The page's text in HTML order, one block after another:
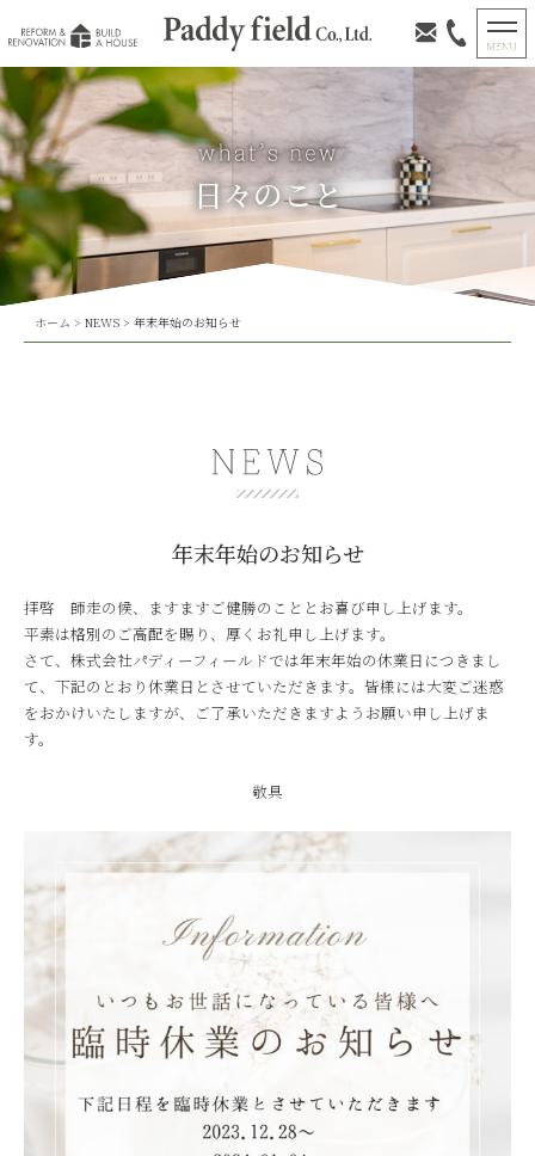
日々のこと
ホーム > NEWS> 年末年始のお知らせ
年末年始のお知らせ
拝啓 師走の候、ますますご健勝のこととお喜び申し上げます。
平素は格別のご高配を賜り、厚くお礼申し上げます。
さて、株式会社パディーフィールドでは年末年始の休業日につきまし
て、下記のとおり休業日とさせていただきます。皆様には大変ご迷惑
をおかけいたしますが、ご了承いただきますようお願い申し上げま
す。
敬具